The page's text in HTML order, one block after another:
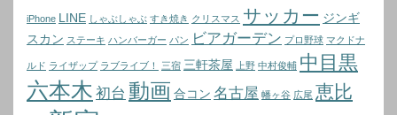
iPhone LINE しゃぶしゃぶ すき焼き クリスマス サッカー ジンギ
スカン ステーキ ハンバーガー パン ビアガーデン プロ野球 マクドナ
ルド ライザップ ラブライブ！ 三宿 三軒茶屋 上野 中村俊輔 中目黒
六本木 初台 動画 合コン 名古屋 幡ヶ谷 広尾 恵比